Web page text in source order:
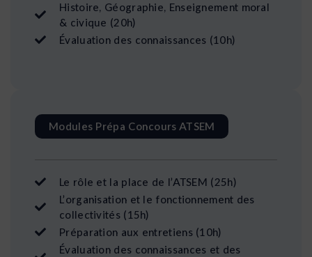
Histoire, Géographie, Enseignement moral
& civique (20h)
Évaluation des connaissances (10h)
Modules Prépa Concours ATSEM
Le rôle et la place de l’ATSEM (25h)
L’organisation et le fonctionnement des
collectivités (15h)
Préparation aux entretiens (10h)
Évaluation des connaissances et des